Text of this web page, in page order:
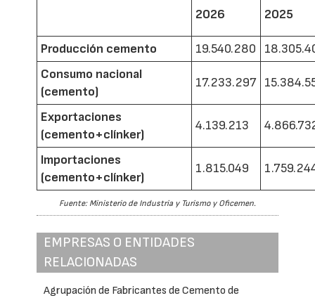
2026 2025
Producción cemento 19.540.280
Consumo nacional
(cemento)
17.233.297
Exportaciones
(cemento+clínker)
4.139.213
Importaciones
(cemento+clínker)
1.815.049
Fuente: Ministerio de Industria y Turismo y Oficemen.
EMPRESAS O ENTIDADES
RELACIONADAS
Agrupación de Fabricantes de Cemento de